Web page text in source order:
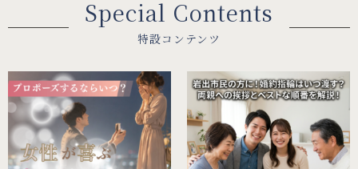
Special Contents
特設コンテンツ